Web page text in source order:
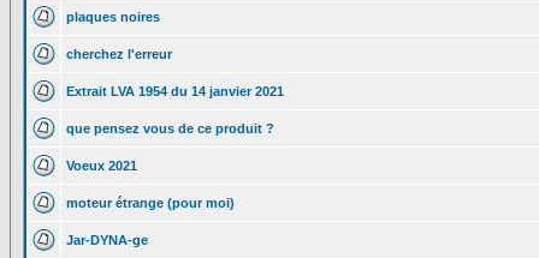
plaques noires
cherchez l'erreur
Extrait LVA 1954 du 14 janvier 2021
que pensez vous de ce produit ?
Voeux 2021
moteur étrange (pour moi)
Jar-DYNA-ge